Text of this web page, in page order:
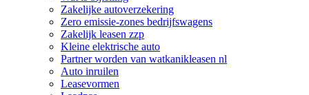
Zakelijke autoverzekering
Zero emissie-zones bedrijfswagens
Zakelijk leasen zzp
Kleine elektrische auto
Partner worden van watkanikleasen nl
Auto inruilen
Leasevormen